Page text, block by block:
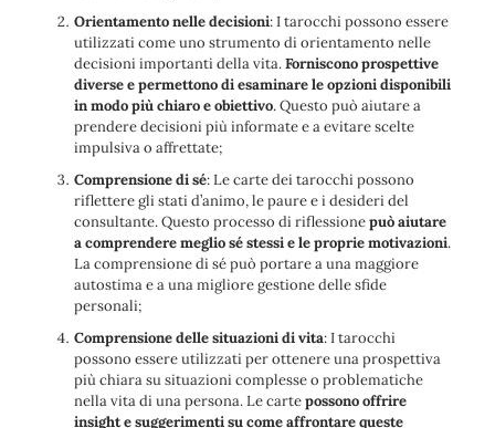
Orientamento nelle decisioni: I tarocchi possono essere
utilizzati come uno strumento di orientamento nelle
decisioni importanti della vita.Forniscono prospettive
diverse e permettono di esaminare le opzioni disponibili
in modo più chiaro e obiettivo. Questo può aiutare a
prendere decisioni più informate e a evitare scelte
impulsiva o affrettate;
Comprensione di sé: Le carte dei tarocchi possono
riflettere gli stati d’animo, le paure e i desideri del
consultante. Questo processo di riflessionepuò aiutare
a comprendere meglio sé stessi e le proprie motivazioni.
La comprensione di sé può portare a una maggiore
autostima e a una migliore gestione delle sfide
personali;
Comprensione delle situazioni di vita: I tarocchi
possono essere utilizzati per ottenere una prospettiva
più chiara su situazioni complesse o problematiche
nella vita di una persona. Le cartepossono offrire
insight e suggerimenti su come affrontare queste